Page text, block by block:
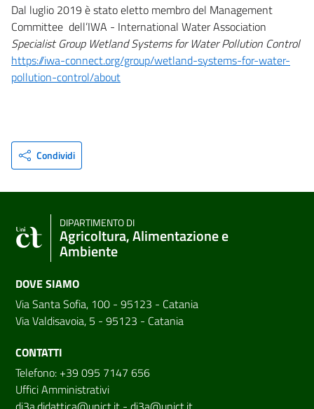
Dal luglio 2019 è stato eletto membro del Management
Committee dell’IWA - International Water Association
Specialist Group Wetland Systems for Water Pollution Control
https://iwa-connect.org/group/wetland-systems-for-water-
pollution-control/about
Condividi
DIPARTIMENTO DI
Agricoltura, Alimentazione e
Ambiente
DOVE SIAMO
Via Santa Sofia, 100 - 95123 - Catania
Via Valdisavoia, 5 - 95123 - Catania
CONTATTI
Telefono: +39 095 7147 656
Uffici Amministrativi